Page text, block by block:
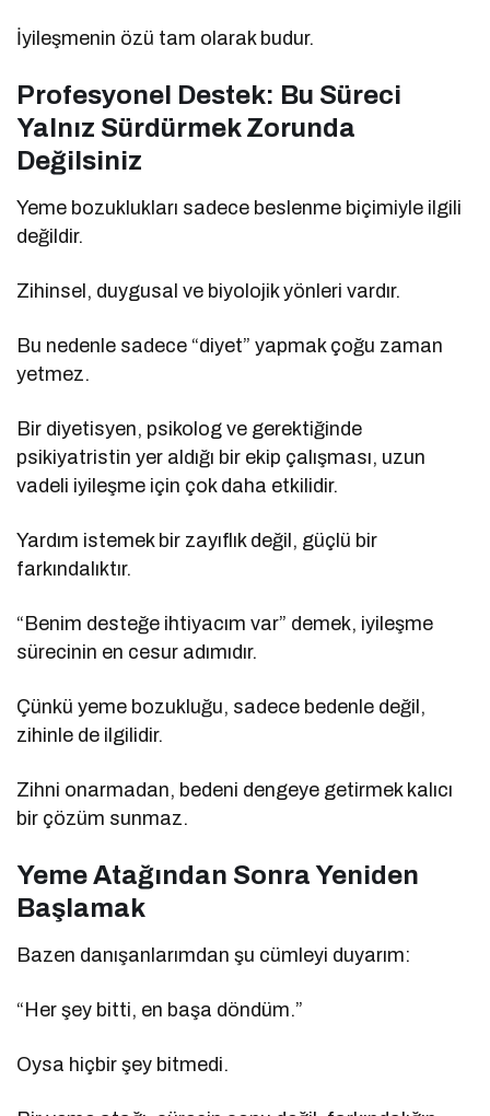
İyileşmenin özü tam olarak budur.
Profesyonel Destek: Bu Süreci
Yalnız Sürdürmek Zorunda
Değilsiniz
Yeme bozuklukları sadece beslenme biçimiyle ilgili
değildir.
Zihinsel, duygusal ve biyolojik yönleri vardır.
Bu nedenle sadece “diyet” yapmak çoğu zaman
yetmez.
Bir diyetisyen, psikolog ve gerektiğinde
psikiyatristin yer aldığı bir ekip çalışması, uzun
vadeli iyileşme için çok daha etkilidir.
Yardım istemek bir zayıflık değil, güçlü bir
farkındalıktır.
“Benim desteğe ihtiyacım var” demek, iyileşme
sürecinin en cesur adımıdır.
Çünkü yeme bozukluğu, sadece bedenle değil,
zihinle de ilgilidir.
Zihni onarmadan, bedeni dengeye getirmek kalıcı
bir çözüm sunmaz.
Yeme Atağından Sonra Yeniden
Başlamak
Bazen danışanlarımdan şu cümleyi duyarım:
“Her şey bitti, en başa döndüm.”
Oysa hiçbir şey bitmedi.